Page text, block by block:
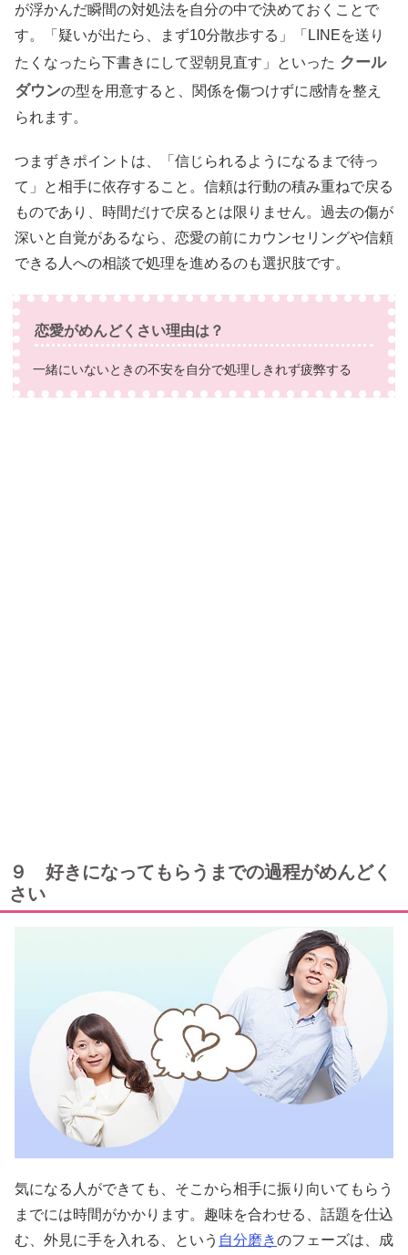
が浮かんだ瞬間の対処法を自分の中で決めておくことで
す。「疑いが出たら、まず10分散歩する」「LINEを送り
たくなったら下書きにして翌朝見直す」といった クール
ダウンの型を用意すると、関係を傷つけずに感情を整え
られます。
つまずきポイントは、「信じられるようになるまで待っ
て」と相手に依存すること。信頼は行動の積み重ねで戻る
ものであり、時間だけで戻るとは限りません。過去の傷が
深いと自覚があるなら、恋愛の前にカウンセリングや信頼
できる人への相談で処理を進めるのも選択肢です。
恋愛がめんどくさい理由は？
一緒にいないときの不安を自分で処理しきれず疲弊する
９ 好きになってもらうまでの過程がめんどく
さい
気になる人ができても、そこから相手に振り向いてもらう
までには時間がかかります。趣味を合わせる、話題を仕込
む、外見に手を入れる、という 自分磨きのフェーズは、成